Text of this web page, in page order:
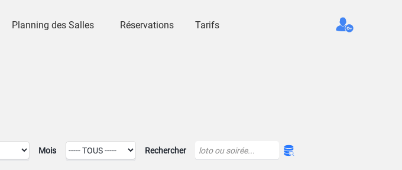
Planning des Salles Réservations Tarifs
Mois Rechercher